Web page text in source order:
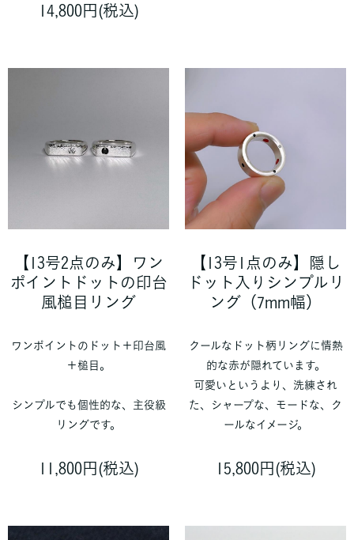
14,800円(税込)
【13号2点のみ】ワン
ポイントドットの印台
風槌目リング
ワンポイントのドット＋印台風
＋槌目。
シンプルでも個性的な、主役級
リングです。
11,800円(税込)
【13号1点のみ】隠し
ドット入りシンプルリ
ング（7mm幅）
クールなドット柄リングに情熱
的な赤が隠れています。
可愛いというより、洗練され
た、シャープな、モードな、ク
ールなイメージ。
15,800円(税込)